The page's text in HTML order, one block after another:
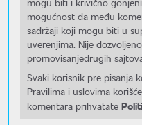
mogućnost da među
sadržaji koji mogu biti u
uverenjima. Nije
promovisanjedrugih
Svaki korisnik pre pisanja
Pravilima i uslovima
komentara prihvatate